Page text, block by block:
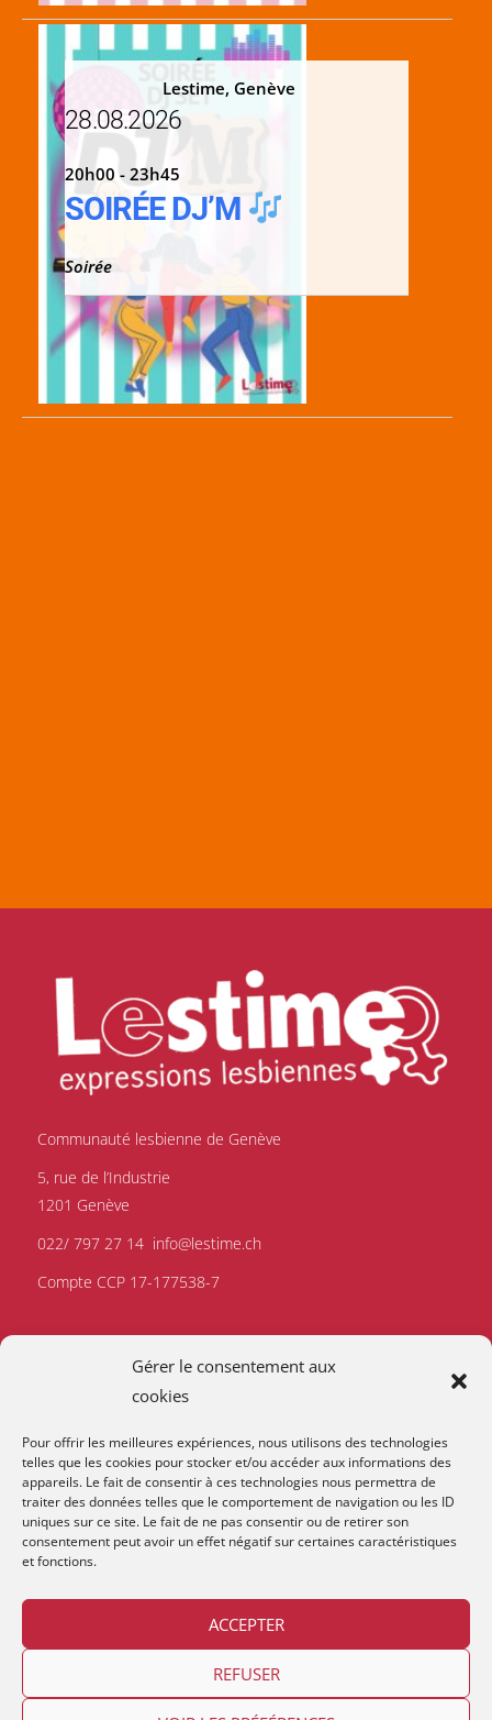
Gérer le consentement aux
cookies
Pour offrir les meilleures expériences, nous utilisons des technologies
telles que les cookies pour stocker et/ou accéder aux informations des
appareils. Le fait de consentir à ces technologies nous permettra de
traiter des données telles que le comportement de navigation ou les ID
uniques sur ce site. Le fait de ne pas consentir ou de retirer son
consentement peut avoir un effet négatif sur certaines caractéristiques
et fonctions.
ACCEPTER
REFUSER
Lestime, Genève
28.08.2026
20h00 - 23h45
SOIRÉE DJ’M
Soirée
Communauté lesbienne de Genève
5, rue de l’Industrie
1201 Genève
022/ 797 27 14 info@lestime.ch
Compte CCP 17-177538-7